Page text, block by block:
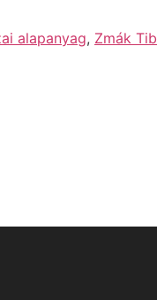
alapanyag, Zmák